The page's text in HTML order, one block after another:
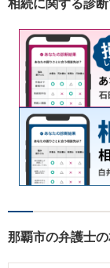
相続に関する診
那覇市の弁護士